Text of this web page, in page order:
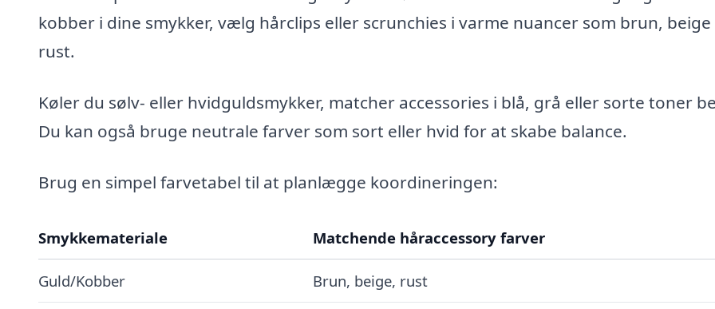
kobber i dine smykker, vælg hårclips eller scrunchies i varme nuancer som brun,
rust.
Køler du sølv- eller hvidguldsmykker, matcher accessories i blå, grå eller sorte toner
Du kan også bruge neutrale farver som sort eller hvid for at skabe balance.
Brug en simpel farvetabel til at planlægge koordineringen:
Smykkemateriale Matchende håraccessory farver
Guld/Kobber Brun, beige, rust